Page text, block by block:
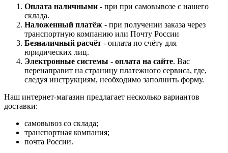
Оплата наличными - при при самовывозе с нашего
склада.
Наложенный платёж - при получении заказа через
транспортную компанию или Почту России
Безналичный расчёт - оплата по счёту для
юридических лиц.
Электронные системы - оплата на сайте. Вас
перенаправит на страницу платежного сервиса, где,
следуя инструкциям, необходимо заполнить форму.
Наш интернет-магазин предлагает несколько вариантов
доставки:
самовывоз со склада;
транспортная компания;
почта России.